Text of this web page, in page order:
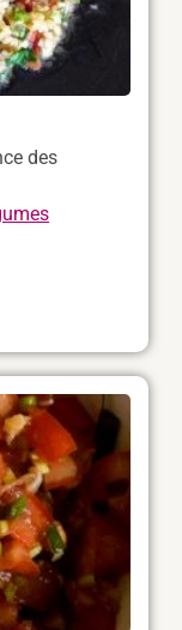
des